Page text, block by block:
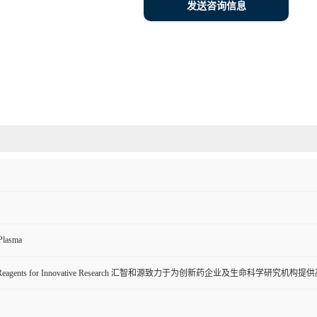
发送咨询信息
for Innovative Research 汇智和源致力于为创新药企业及生命科学研究机构提